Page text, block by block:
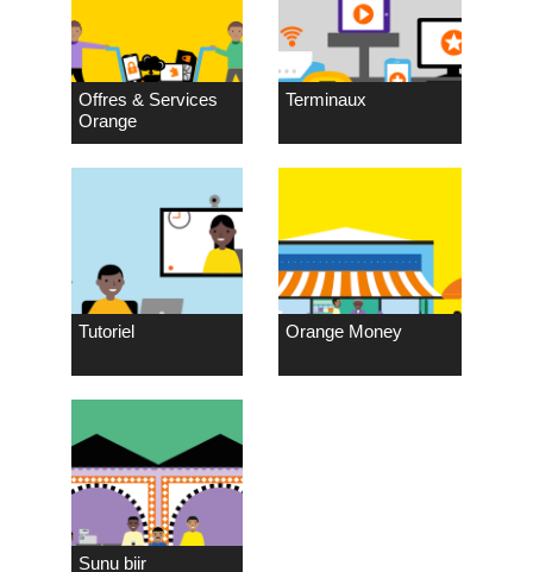
Offres & Services
Orange
Terminaux
Tutoriel Orange Money
Sunu biir